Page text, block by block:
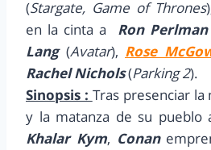
(Stargate, Game of Thrones
en la cinta a Ron Perlman
Lang(Avatar), Rose
Rachel Nichols(Parking 2).
Sinopsis : Tras presenciar
y la matanza de su pueblo
Khalar Kym, Conan